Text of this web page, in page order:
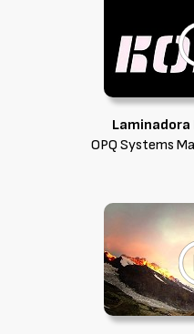
Laminadora
OPQ Systems